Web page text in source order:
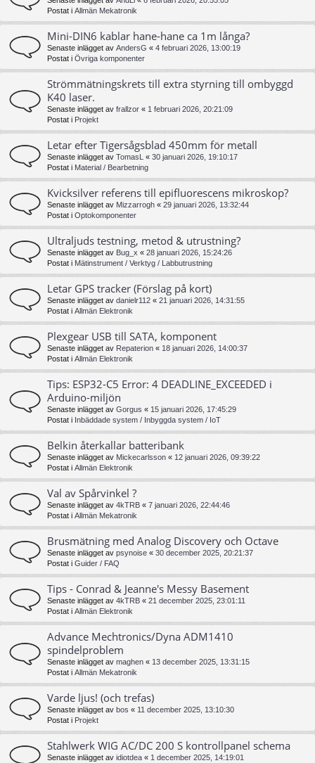
Postat i Allmän Mekatronik
Mini-DIN6 kablar hane-hane ca 1m långa?
Senaste inlägget av AndersG « 4 februari 2026, 13:00:19
Postat i Övriga komponenter
Strömmätningskrets till extra styrning till ombyggd
K40 laser.
Senaste inlägget av frallzor « 1 februari 2026, 20:21:09
Postat i Projekt
Letar efter Tigersågsblad 450mm för metall
Senaste inlägget av TomasL « 30 januari 2026, 19:10:17
Postat i Material / Bearbetning
Kvicksilver referens till epifluorescens mikroskop?
Senaste inlägget av Mizzarrogh « 29 januari 2026, 13:32:44
Postat i Optokomponenter
Ultraljuds testning, metod & utrustning?
Senaste inlägget av Bug_x « 28 januari 2026, 15:24:26
Postat i Mätinstrument / Verktyg / Labbutrustning
Letar GPS tracker (Förslag på kort)
Senaste inlägget av danielr112 « 21 januari 2026, 14:31:55
Postat i Allmän Elektronik
Plexgear USB till SATA, komponent
Senaste inlägget av Repaterion « 18 januari 2026, 14:00:37
Postat i Allmän Elektronik
Tips: ESP32-C5 Error: 4 DEADLINE_EXCEEDED i
Arduino-miljön
Senaste inlägget av Gorgus « 15 januari 2026, 17:45:29
Postat i Inbäddade system / Inbyggda system / IoT
Belkin återkallar batteribank
Senaste inlägget av Mickecarlsson « 12 januari 2026, 09:39:22
Postat i Allmän Elektronik
Val av Spårvinkel ?
Senaste inlägget av 4kTRB « 7 januari 2026, 22:44:46
Postat i Allmän Mekatronik
Brusmätning med Analog Discovery och Octave
Senaste inlägget av psynoise « 30 december 2025, 20:21:37
Postat i Guider / FAQ
Tips - Conrad & Jeanne's Messy Basement
Senaste inlägget av 4kTRB « 21 december 2025, 23:01:11
Postat i Allmän Elektronik
Advance Mechtronics/Dyna ADM1410
spindelproblem
Senaste inlägget av maghen « 13 december 2025, 13:31:15
Postat i Allmän Mekatronik
Varde ljus! (och trefas)
Senaste inlägget av bos « 11 december 2025, 13:10:30
Postat i Projekt
Stahlwerk WIG AC/DC 200 S kontrollpanel schema
Senaste inlägget av idiotdea « 1 december 2025, 14:19:01